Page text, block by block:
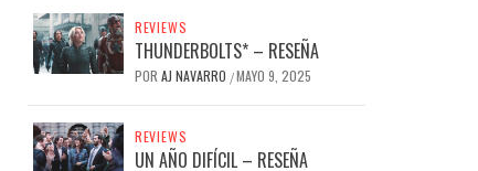
REVIEWS
THUNDERBOLTS* – RESEÑA
POR AJ NAVARRO /MAYO 9, 2025
REVIEWS
UN AÑO DIFÍCIL – RESEÑA